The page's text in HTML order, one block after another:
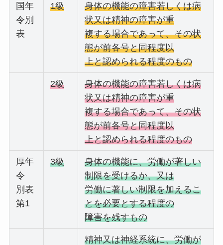
国年
令別
表
1級
身体の機能の障害若しくは病
状又は精神の障害が重
複する場合であって、その状
態が前各号と同程度以
上と認められる程度のもの
2級
身体の機能の障害若しくは病
状又は精神の障害が重
複する場合であって、その状
態が前各号と同程度以
上と認められる程度のもの
厚年
令
別表
第1
3級
身体の機能に、労働が著しい
制限を受けるか、又は
労働に著しい制限を加えるこ
とを必要とする程度の
障害を残すもの
精神又は神経系統に、労働が